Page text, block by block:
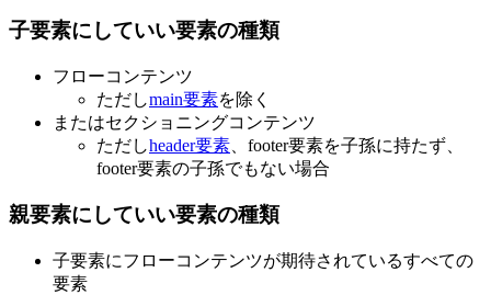
子要素にしていい要素の種類
フローコンテンツ
ただしmain要素を除く
またはセクショニングコンテンツ
ただしheader要素 、footer要素を子孫に持たず、
footer要素の子孫でもない場合
親要素にしていい要素の種類
子要素にフローコンテンツが期待されているすべての
要素